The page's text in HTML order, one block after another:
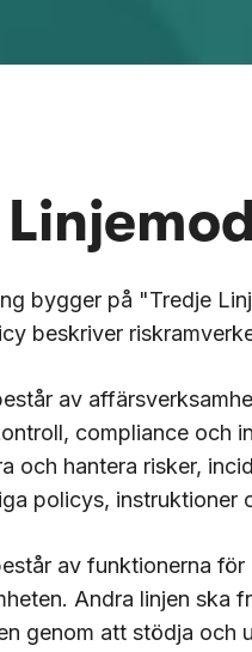
bygger på "Tredje
beskriver
av
compliance och
och hantera risker,
policys, instruktioner
av funktionerna
Andra linjen ska
genom att stödja och